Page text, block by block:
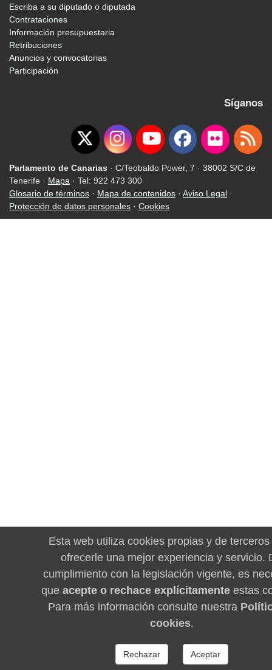
Escriba a su diputado o diputada
Contrataciones
Información presupuestaria
Retribuciones
Anuncios y convocatorias
Participación
Síganos
Parlamento de Canarias · C/Teobaldo Power, 7 · 38002 S/C de
Tenerife · Mapa · Tel: 922 473 300
Glosario de términos · Mapa de contenidos · Aviso Legal ·
Protección de datos personales · Cookies
Esta web utiliza cookies propias y de
ofrecerle una mejor experiencia y servicio.
cumplimiento con la legislación vigente, es
que acepte o rechace explícitamenteestas
Para más información consulte nuestra
cookies.
Rechazar Aceptar